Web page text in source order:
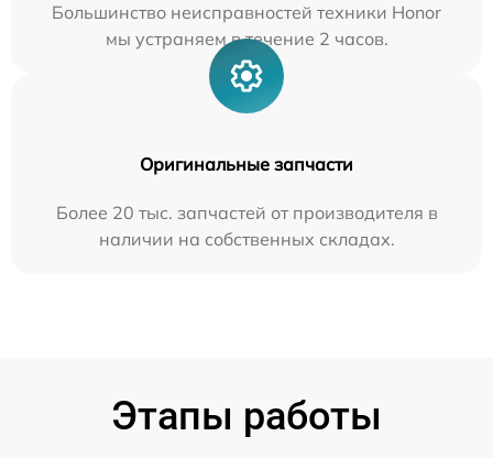
Большинство неисправностей техники Honor
мы устраняем в течение 2 часов.
Оригинальные запчасти
Более 20 тыс. запчастей от производителя в
наличии на собственных складах.
Этапы работы